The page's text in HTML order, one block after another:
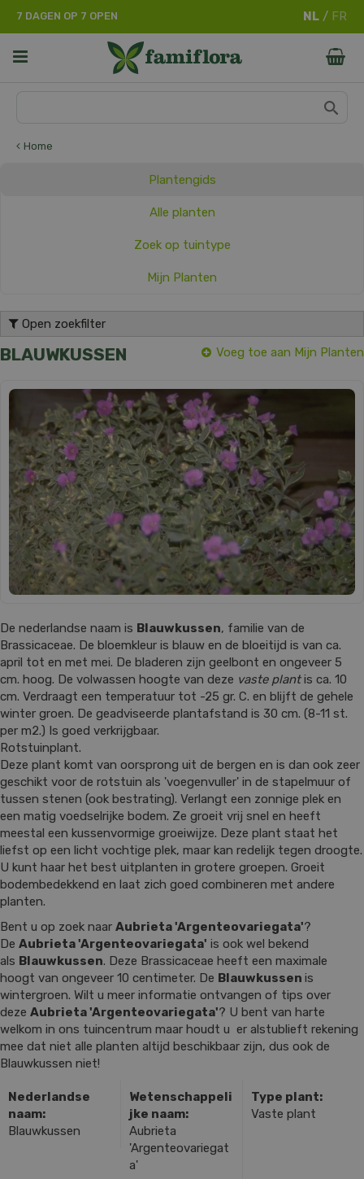
Home
7 DAGEN OP 7 OPEN
Plantengids
Alle planten
Zoek op tuintype
Mijn Planten
Open zoekfilter
BLAUWKUSSEN Voeg toe aan Mijn Planten
De nederlandse naam is Blauwkussen, familie van de
Brassicaceae. De bloemkleur is blauw en de bloeitijd is van ca.
april tot en met mei. De bladeren zijn geelbont en ongeveer 5
cm. hoog. De volwassen hoogte van deze vaste plantis ca. 10
cm. Verdraagt een temperatuur tot -25 gr. C. en blijft de gehele
winter groen. De geadviseerde plantafstand is 30 cm. (8-11 st.
per m2.) Is goed verkrijgbaar.
Rotstuinplant.
Deze plant komt van oorsprong uit de bergen en is dan ook zeer
geschikt voor de rotstuin als 'voegenvuller' in de stapelmuur of
tussen stenen (ook bestrating). Verlangt een zonnige plek en
een matig voedselrijke bodem. Ze groeit vrij snel en heeft
meestal een kussenvormige groeiwijze. Deze plant staat het
liefst op een licht vochtige plek, maar kan redelijk tegen droogte.
U kunt haar het best uitplanten in grotere groepen. Groeit
bodembedekkend en laat zich goed combineren met andere
planten.
Bent u op zoek naar Aubrieta 'Argenteovariegata'?
De Aubrieta 'Argenteovariegata' is ook wel bekend
als Blauwkussen. Deze Brassicaceae heeft een maximale
hoogt van ongeveer 10 centimeter. De Blauwkussen is
wintergroen. Wilt u meer informatie ontvangen of tips over
deze Aubrieta 'Argenteovariegata'? U bent van harte
welkom in ons tuincentrum maar houdt u er alstublieft rekening
mee dat niet alle planten altijd beschikbaar zijn, dus ook de
Blauwkussen niet!
Nederlandse
naam:
Blauwkussen
Wetenschappeli
jke naam:
Aubrieta
'Argenteovariegat
a'
Type plant:
Vaste plant